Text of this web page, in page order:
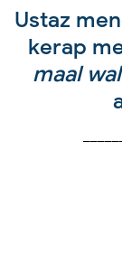
Ustaz
kerap
maal